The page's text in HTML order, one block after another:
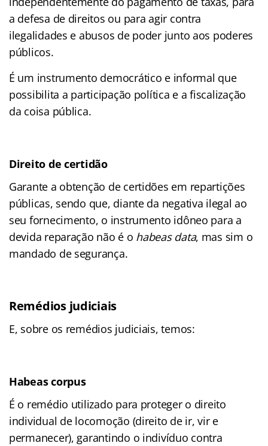
a defesa de direitos ou para agir contra
ilegalidades e abusos de poder junto aos poderes
públicos.
É um instrumento democrático e informal que
possibilita a participação política e a fiscalização
da coisa pública.
Direito de certidão
Garante a obtenção de certidões em repartições
públicas, sendo que, diante da negativa ilegal ao
seu fornecimento, o instrumento idôneo para a
devida reparação não é o habeas data, mas sim o
mandado de segurança.
Remédios judiciais
E, sobre os remédios judiciais, temos:
Habeas corpus
É o remédio utilizado para proteger o direito
individual de locomoção (direito de ir, vir e
permanecer), garantindo o indivíduo contra